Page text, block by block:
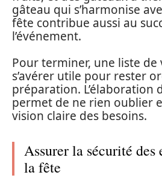
gâteau qui s’harmonise
fête contribue aussi au
l’événement.
Pour terminer, une liste
s’avérer utile pour rester
préparation. L’élaboration
permet de ne rien oublier
vision claire des besoins.
Assurer la sécurité des
la fête